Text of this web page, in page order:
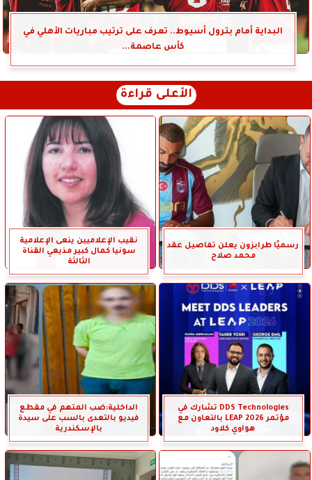
البداية أمام بترول أسيوط.. تعرف على ترتيب مباريات الأهلي في
كأس عاصمة...
الأعلى قراءة
رسميًا طرابزون يعلن تفاصيل عقد
محمد صلاح
نقيب الإعلاميين ينعى الإعلامية
سونيا كمال كبير مذيعي القناة
الثالثة
DDS Technologies تشارك في
مؤتمر LEAP 2026 بالتعاون مع
هواوي كلاود
الداخلية:ضب المتهم في مقطع
فيديو بالتعدى بالسب على سيدة
بالإسكندرية